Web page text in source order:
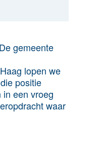
gemeente
lopen we
positie
een vroeg
waar